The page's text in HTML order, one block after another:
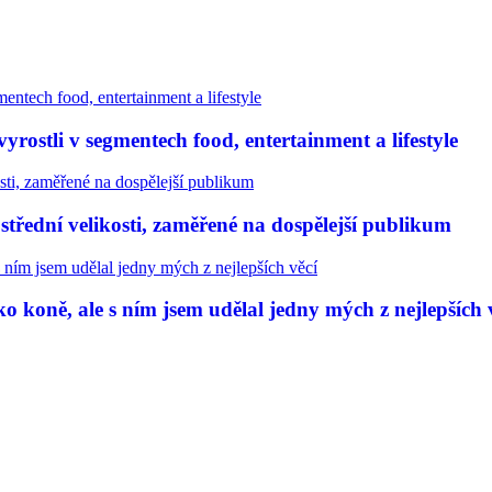
v segmentech food, entertainment a lifestyle
velikosti, zaměřené na dospělejší publikum
koně, ale s ním jsem udělal jedny mých z nejlepších